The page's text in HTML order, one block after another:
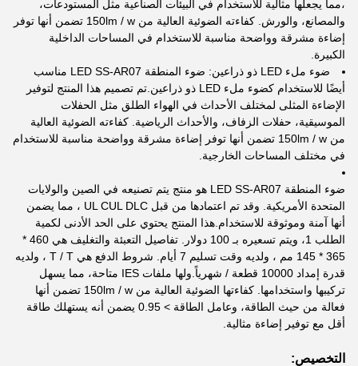
،مما يجعلها مثالية للاستخدام في البيئات الصناعية مثل المستودعات،
والمصانع، والورش. كفاءته الضوئية العالية من 150lm / w تضمن أنها توفر
إضاءة مشرقة وواضحة مناسبة للاستخدام في المساحات الداخلية
الكبيرة.
ضوء ملء LED ذو ذراعين: ضوء المنطقة LED SS-AR07 مناسب
أيضًا للاستخدام كضوء ملء LED ذو ذراعين.تم تصميم هذا المنتج لتوفير
الإضاءة المثلى لمختلف الأحداث في الهواء الطلق مثل الحفلات
الموسيقية، حفلات الزفاف، والأحداث الرياضية. كفاءته الضوئية العالية
من 150lm / w تضمن أنها توفر إضاءة مشرقة وواضحة مناسبة للاستخدام
في مختلف المساحات الخارجية.
ضوء المنطقة LED SS-AR07 هو منتج يتم تصنيعه في الصين والولايات
المتحدة الأمريكية. وقد تم اعتمادها من قبل UL CUL DLC ، مما يضمن
أنها آمنة وموثوقة للاستخدام.هذا المنتج يحتوي على الحد الأدنى لكمية
الطلب 1، ويتم تسعيره بـ 100 دولار. تفاصيل التعبئة والتغليف هي 460 *
365 * 145 مم ، ولديه وقت تسليم 7 أيام. شروط الدفع هي T / T ، ولديه
قدرة إمداد 10000 قطعة / شهرياً.ولها ملفات IES متاحة، مما يسهل
تركيبها واستخدامها. كفاءتها الضوئية العالية من 150lm / w تضمن أنها
فعالة من حيث الطاقة، وعامل الطاقة > 0.95 يضمن أنه يستهلك طاقة
أقل مع توفير إضاءة مثالية.
التخصيص: